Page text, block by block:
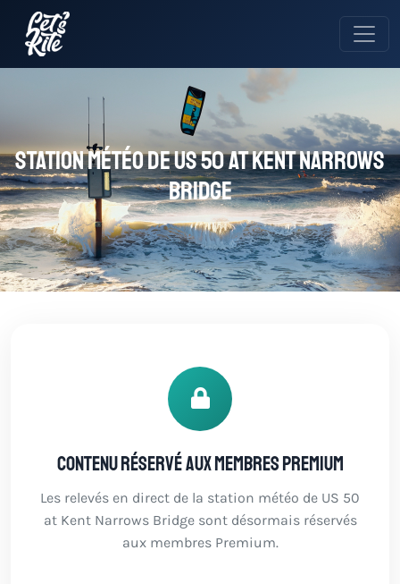
Station météo de US 50 at Kent Narrows
Bridge
Contenu réservé aux membres Premium
Les relevés en direct de la station météo de US 50
at Kent Narrows Bridge sont désormais réservés
aux membres Premium.